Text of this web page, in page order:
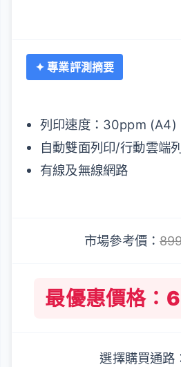
✦ 專業評測摘要
列印速度：30ppm (A4)
自動雙面列印/行動雲端
有線及無線網路
市場參考價：
最優惠價格：
選擇購買通路